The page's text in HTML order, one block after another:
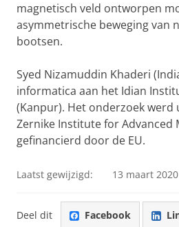
magnetisch veld ontworpen
asymmetrische beweging van
bootsen.
Syed Nizamuddin Khaderi
informatica aan het Idian
(Kanpur). Het onderzoek
Zernike Institute for Advanced
gefinancierd door de EU.
Laatst gewijzigd: 13 maart
Deel dit Facebook